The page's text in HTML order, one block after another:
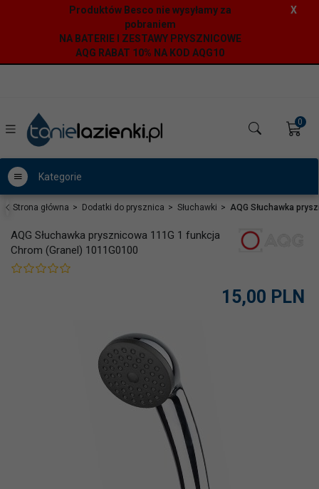
Produktów Besco nie wysyłamy za
pobraniem
NA BATERIE I ZESTAWY PRYSZNICOWE
AQG RABAT 10% NA KOD AQG10
X
0
Kategorie
Strona główna Dodatki do prysznica Słuchawki AQG Słuchawka
AQG Słuchawka prysznicowa 111G 1 funkcja
Chrom (Granel) 1011G0100
15,00 PLN